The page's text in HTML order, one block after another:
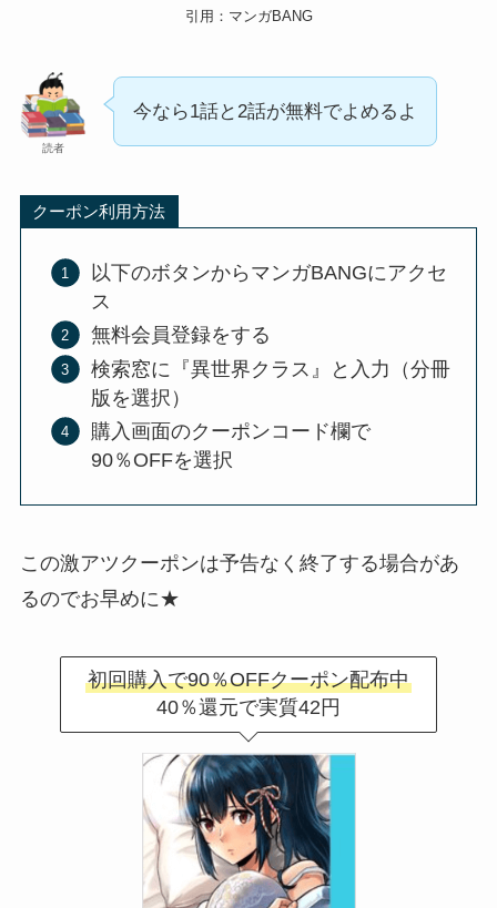
引用：マンガBANG
読者
今なら1話と2話が無料でよめるよ
クーポン利用方法
以下のボタンからマンガBANGにアクセ
ス
無料会員登録をする
検索窓に『異世界クラス』と入力（分冊
版を選択）
購入画面のクーポンコード欄で
90％OFFを選択
この激アツクーポンは予告なく終了する場合があ
るのでお早めに★
初回購入で90％OFFクーポン配布中
40％還元で実質42円